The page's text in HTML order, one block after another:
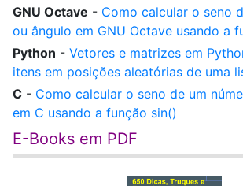
GNU Octave - Como calcular o seno
ou ângulo em GNU Octave usando a
Python - Vetores e matrizes em
itens em posições aleatórias de uma
C - Como calcular o seno de um
em C usando a função sin()
E-Books em PDF